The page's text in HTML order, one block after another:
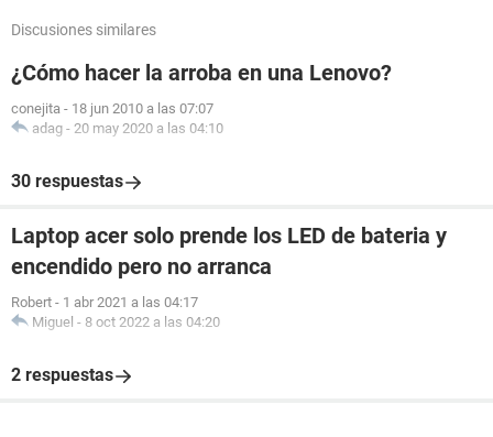
Discusiones similares
¿Cómo hacer la arroba en una Lenovo?
conejita - 18 jun 2010 a las 07:07
adag - 20 may 2020 a las 04:10
30 respuestas
Laptop acer solo prende los LED de bateria y
encendido pero no arranca
Robert - 1 abr 2021 a las 04:17
Miguel - 8 oct 2022 a las 04:20
2 respuestas